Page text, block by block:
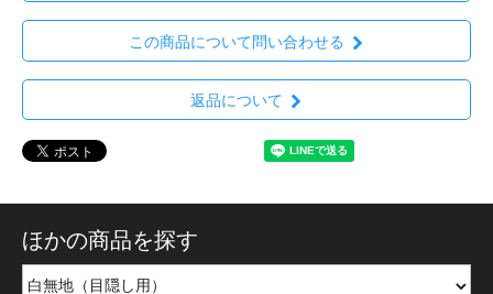
この商品について問い合わせる
返品について
ほかの商品を探す